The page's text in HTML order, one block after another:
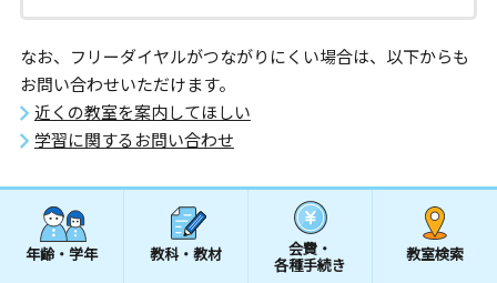
なお、フリーダイヤルがつながりにくい場合は、以下からも
お問い合わせいただけます。
近くの教室を案内してほしい
学習に関するお問い合わせ
年齢・学年 教科・教材 会費・
各種手続き
教室検索